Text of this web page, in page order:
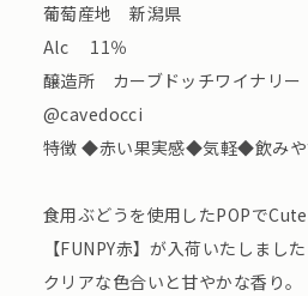
葡萄産地 新潟県
Alc 11％
醸造所 カーブドッチワイナリ
@cavedocci
特徴 ◆赤い果実感◆気軽◆飲み
食用ぶどうを使用したPOPで
【FUNPY赤】が入荷いたしました
クリアな色合いと甘やかな香り。